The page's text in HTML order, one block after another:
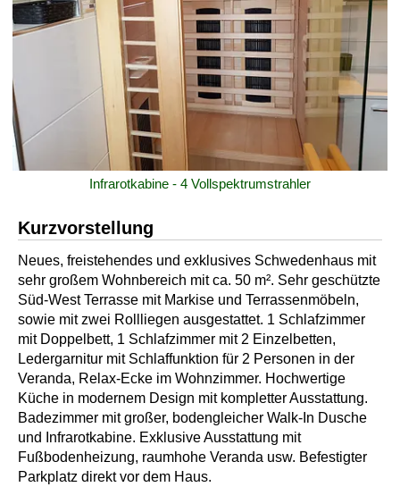
Infrarotkabine - 4 Vollspektrumstrahler
Kurzvorstellung
Neues, freistehendes und exklusives Schwedenhaus mit
sehr großem Wohnbereich mit ca. 50 m². Sehr geschützte
Süd-West Terrasse mit Markise und Terrassenmöbeln,
sowie mit zwei Rollliegen ausgestattet. 1 Schlafzimmer
mit Doppelbett, 1 Schlafzimmer mit 2 Einzelbetten,
Ledergarnitur mit Schlaffunktion für 2 Personen in der
Veranda, Relax-Ecke im Wohnzimmer. Hochwertige
Küche in modernem Design mit kompletter Ausstattung.
Badezimmer mit großer, bodengleicher Walk-In Dusche
und Infrarotkabine. Exklusive Ausstattung mit
Fußbodenheizung, raumhohe Veranda usw. Befestigter
Parkplatz direkt vor dem Haus.